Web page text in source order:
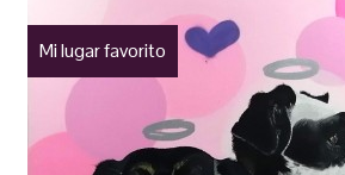
Mi lugar favorito